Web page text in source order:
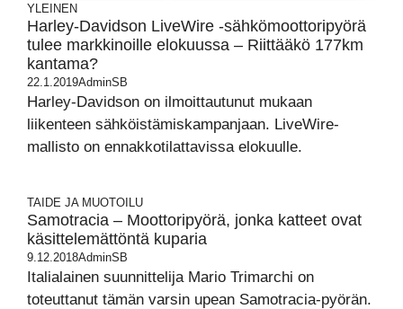
YLEINEN
Harley-Davidson LiveWire -sähkömoottoripyörä
tulee markkinoille elokuussa – Riittääkö 177km
kantama?
22.1.2019AdminSB
Harley-Davidson on ilmoittautunut mukaan
liikenteen sähköistämiskampanjaan. LiveWire-
mallisto on ennakkotilattavissa elokuulle.
TAIDE JA MUOTOILU
Samotracia – Moottoripyörä, jonka katteet ovat
käsittelemättöntä kuparia
9.12.2018AdminSB
Italialainen suunnittelija Mario Trimarchi on
toteuttanut tämän varsin upean Samotracia-pyörän.